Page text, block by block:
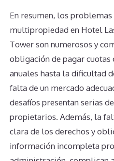
En resumen, los
multipropiedad en Hotel
Tower son numerosos y
obligación de pagar cuotas
anuales hasta la dificultad
falta de un mercado
desafíos presentan serias
propietarios. Además, la
clara de los derechos y
información incompleta